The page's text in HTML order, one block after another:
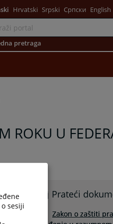
Hrvatski Srpski Српски English
pretraga
ROKU U
Prateći
Zakon o zaštiti
sesiji